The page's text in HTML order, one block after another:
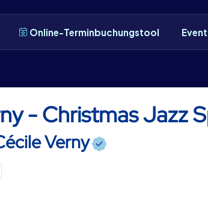
Online-Terminbuchungstool
- Christmas Jazz
Verny